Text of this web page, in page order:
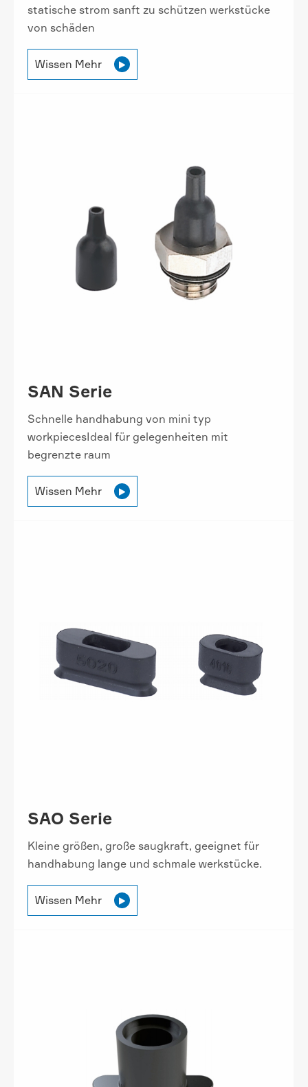
statische strom sanft zu schützen werkstücke
von schäden
Wissen Mehr 
SAN Serie
Schnelle handhabung von mini typ
workpiecesIdeal für gelegenheiten mit
begrenzte raum
Wissen Mehr 
SAO Serie
Kleine größen, große saugkraft, geeignet für
handhabung lange und schmale werkstücke.
Wissen Mehr 